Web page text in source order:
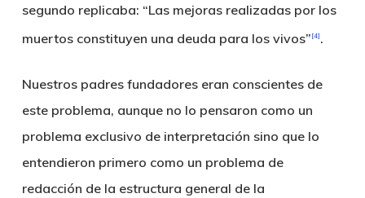
segundo replicaba: “Las mejoras realizadas por los
muertos constituyen una deuda para los vivos” [4] .
Nuestros padres fundadores eran conscientes de
este problema, aunque no lo pensaron como un
problema exclusivo de interpretación sino que lo
entendieron primero como un problema de
redacción de la estructura general de la